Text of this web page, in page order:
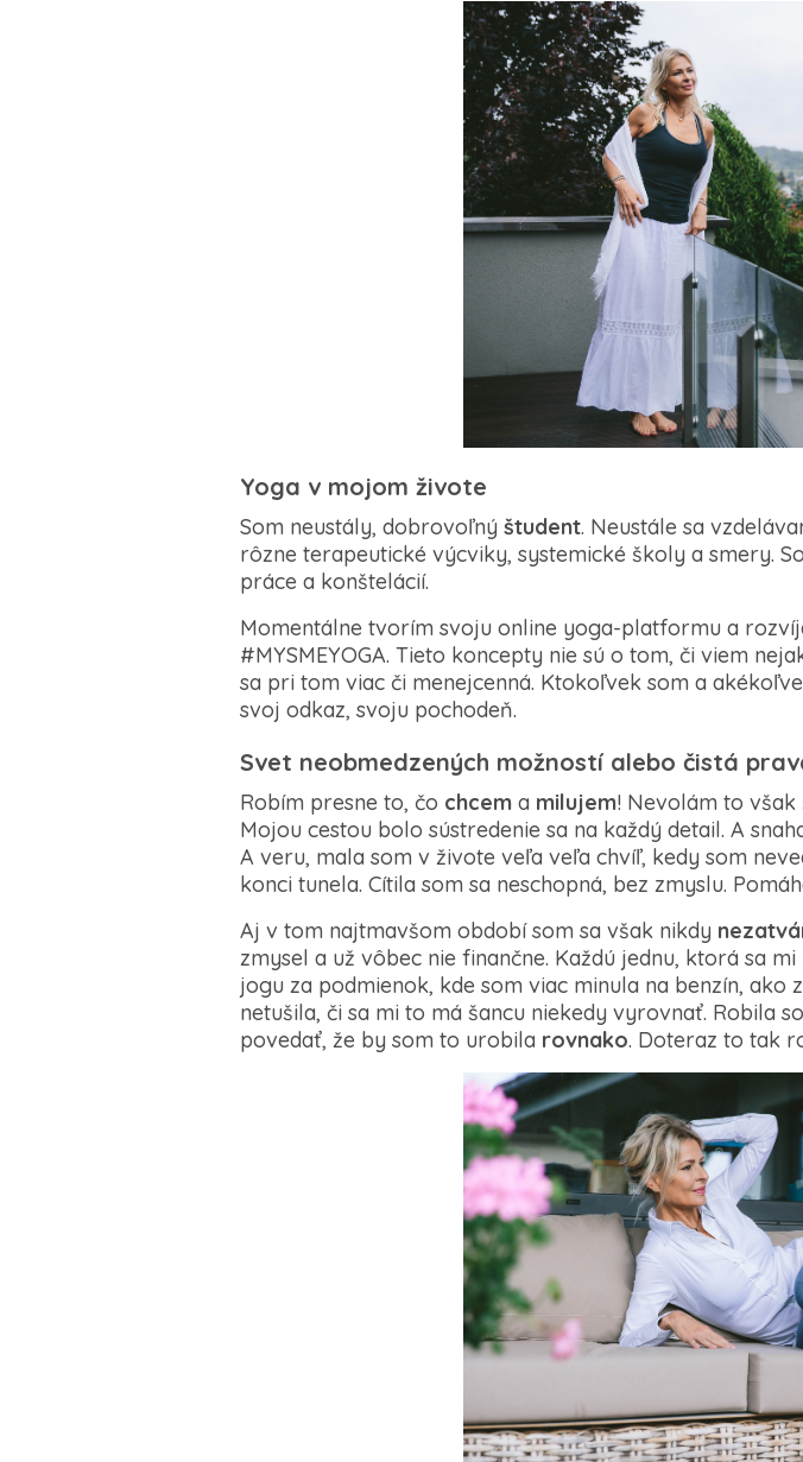
Yoga v mojom živote
Som neustály, dobrovoľný študent. Neustále sa
rôzne terapeutické výcviky, systemické školy a smery.
práce a konštelácií.
Momentálne tvorím svoju online yoga-platformu a
#MYSMEYOGA. Tieto koncepty nie sú o tom, či viem
sa pri tom viac či menejcenná. Ktokoľvek som a
svoj odkaz, svoju pochodeň.
Svet neobmedzených možností alebo čistá
Robím presne to, čo chcem a milujem! Nevolám to však
Mojou cestou bolo sústredenie sa na každý detail. A
A veru, mala som v živote veľa veľa chvíľ, kedy som
konci tunela. Cítila som sa neschopná, bez zmyslu.
Aj v tom najtmavšom období som sa však nikdy
zmysel a už vôbec nie finančne. Každú jednu, ktorá sa
jogu za podmienok, kde som viac minula na benzín,
netušila, či sa mi to má šancu niekedy vyrovnať. Robila
povedať, že by som to urobila rovnako. Doteraz to tak